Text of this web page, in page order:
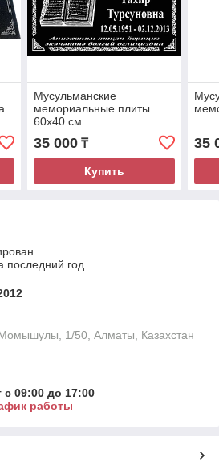
Мусульманские
мемориальные плиты
60х40 см
35 000₸
Купить
35
последний год
1/50, Алматы, Казахстан
с 09:00 до 17:00
работы